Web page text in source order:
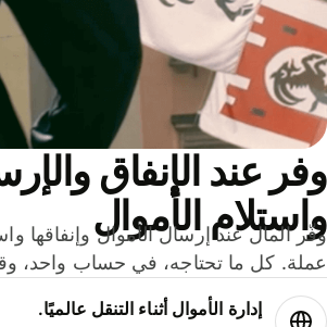
عند الإنفاق
الأموال
كل ما تحتاجه، في حساب واحد،
إدارة الأموال أثناء التنقل عالميًا.